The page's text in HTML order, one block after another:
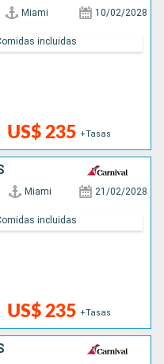
Miami 10/02/2028
US$ 235 +Tasas
incluidas
Miami 21/02/2028
US$ 235 +Tasas
incluidas